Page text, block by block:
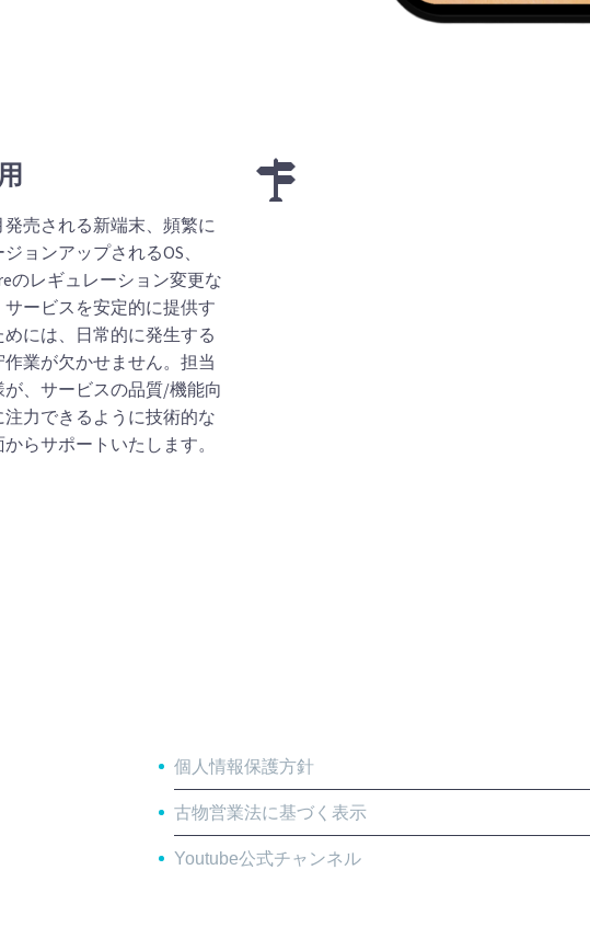
発売される新端末、頻繁に
ョンアップされるOS、
のレギュレーション変更な
サービスを安定的に提供す
めには、日常的に発生する
作業が欠かせません。担当
が、サービスの品質/機能向
注力できるように技術的な
らサポートいたします。


個人情報保護方針
古物営業法に基づく表示
Youtube公式チャンネル